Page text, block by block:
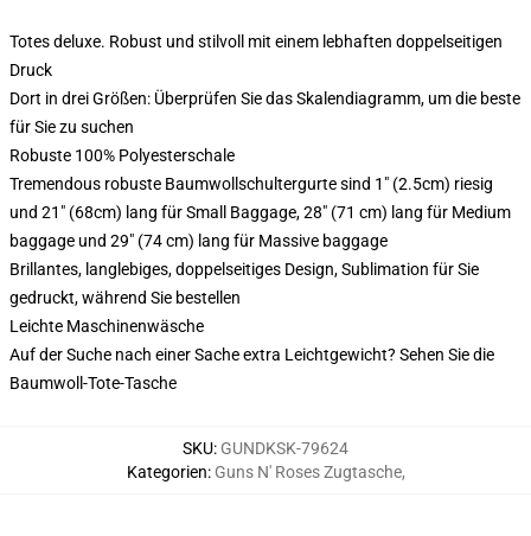
Totes deluxe. Robust und stilvoll mit einem lebhaften doppelseitigen
Druck
Dort in drei Größen: Überprüfen Sie das Skalendiagramm, um die beste
für Sie zu suchen
Robuste 100% Polyesterschale
Tremendous robuste Baumwollschultergurte sind 1" (2.5cm) riesig
und 21" (68cm) lang für Small Baggage, 28" (71 cm) lang für Medium
baggage und 29" (74 cm) lang für Massive baggage
Brillantes, langlebiges, doppelseitiges Design, Sublimation für Sie
gedruckt, während Sie bestellen
Leichte Maschinenwäsche
Auf der Suche nach einer Sache extra Leichtgewicht? Sehen Sie die
Baumwoll-Tote-Tasche
SKU: GUNDKSK-79624
Kategorien: Guns N' Roses Zugtasche,